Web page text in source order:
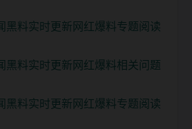
黑料实时更新网红爆料专题阅读
黑料实时更新网红爆料相关问题
黑料实时更新网红爆料专题阅读